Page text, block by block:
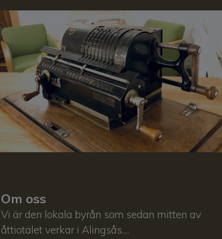
Om oss
Vi är den lokala byrån som sedan mitten av
åttiotalet verkar i Alingsås...